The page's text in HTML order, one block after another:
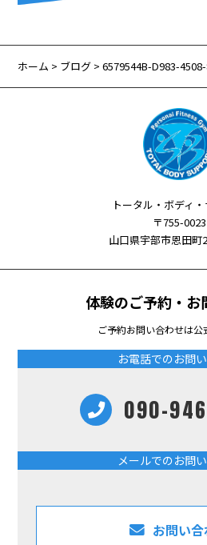
ホーム > ブログ > 6579544B-D983-
トータル・ボディ
〒755-0023
山口県宇部市恩田町
体験のご予約・お
ご予約お問い合わせは公
お電話でのお問
090-
メールでのお問
お問い